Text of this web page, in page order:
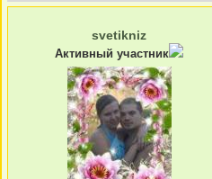
svetikniz
Активный участник